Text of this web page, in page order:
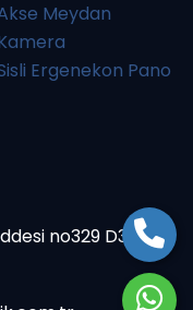
Meydan
Ergenekon Pano
no329 D3